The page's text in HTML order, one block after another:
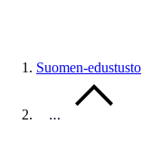
Suomen-edustusto
…